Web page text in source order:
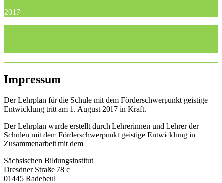
2017
Impressum
Der Lehrplan für die Schule mit dem Förderschwerpunkt geistige
Entwicklung tritt am 1. August 2017 in Kraft.
Der Lehrplan wurde erstellt durch Lehrerinnen und Lehrer der
Schulen mit dem Förderschwerpunkt geistige Entwicklung in
Zusammenarbeit mit dem
Sächsischen Bildungsinstitut
Dresdner Straße 78 c
01445 Radebeul